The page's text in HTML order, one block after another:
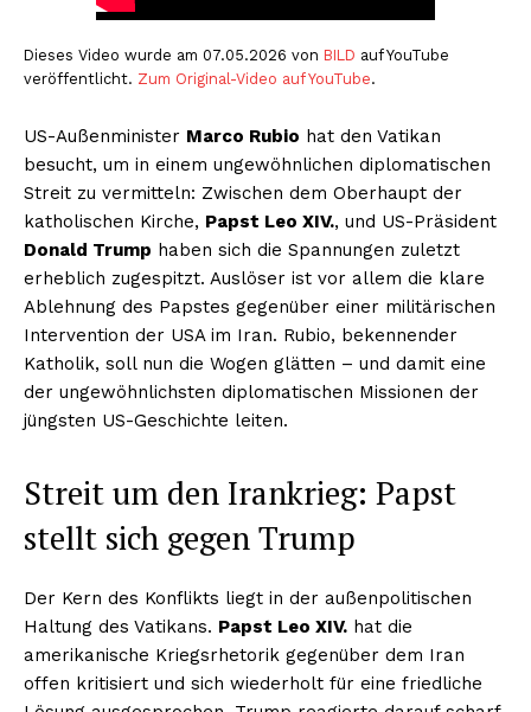
Dieses Video wurde am 07.05.2026 von BILD auf YouTube
veröffentlicht. Zum Original-Video auf YouTube.
US-Außenminister Marco Rubio hat den Vatikan
besucht, um in einem ungewöhnlichen diplomatischen
Streit zu vermitteln: Zwischen dem Oberhaupt der
katholischen Kirche, Papst Leo XIV., und US-Präsident
Donald Trump haben sich die Spannungen zuletzt
erheblich zugespitzt. Auslöser ist vor allem die klare
Ablehnung des Papstes gegenüber einer militärischen
Intervention der USA im Iran. Rubio, bekennender
Katholik, soll nun die Wogen glätten – und damit eine
der ungewöhnlichsten diplomatischen Missionen der
jüngsten US-Geschichte leiten.
Streit um den Irankrieg: Papst
stellt sich gegen Trump
Der Kern des Konflikts liegt in der außenpolitischen
Haltung des Vatikans. Papst Leo XIV. hat die
amerikanische Kriegsrhetorik gegenüber dem Iran
offen kritisiert und sich wiederholt für eine friedliche